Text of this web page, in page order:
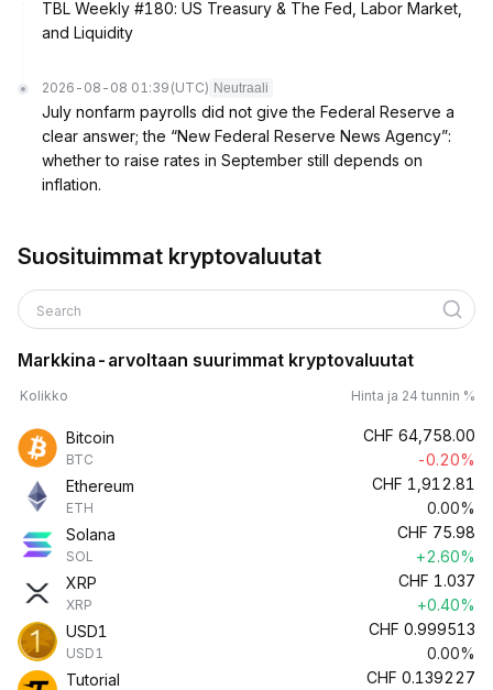
TBL Weekly #180: US Treasury & The Fed, Labor Market,
and Liquidity
2026-08-08 01:39 (UTC) Neutraali
July nonfarm payrolls did not give the Federal Reserve a
clear answer; the “New Federal Reserve News Agency”:
whether to raise rates in September still depends on
inflation.
Suosituimmat kryptovaluutat
Search
Markkina-arvoltaan suurimmat kryptovaluutat
Kolikko Hinta ja 24 tunnin %
Bitcoin
BTC
CHF 64,758.00
-0.20%
Ethereum
ETH
CHF 1,912.81
0.00%
Solana
SOL
CHF 75.98
+2.60%
XRP
XRP
CHF 1.037
+0.40%
USD1
USD1
CHF 0.999513
0.00%
Tutorial
CHF 0.139227